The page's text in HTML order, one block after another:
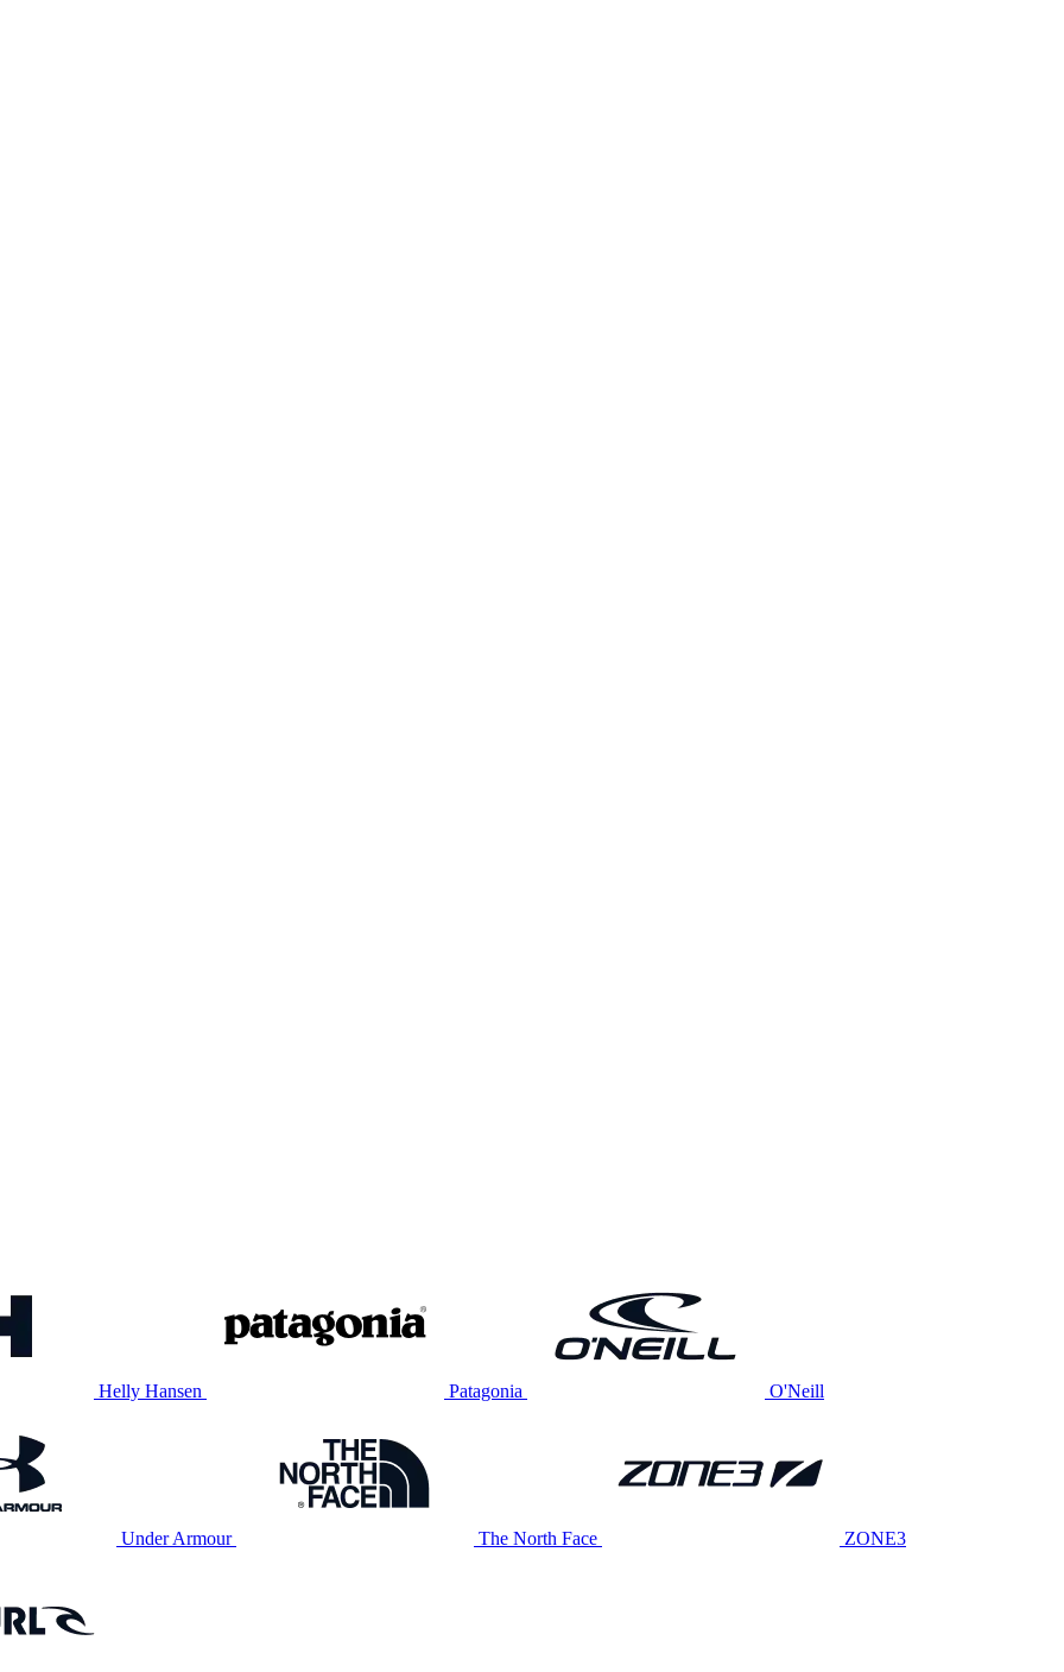
Helly Hansen Patagonia O'Neill
Under Armour The North Face ZONE3